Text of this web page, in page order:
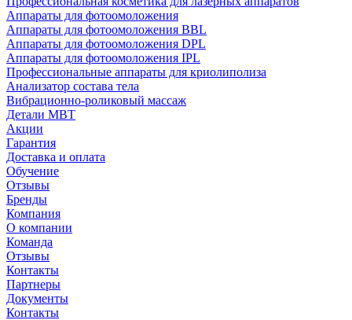
Аппараты для фотоомоложения
Аппараты для фотоомоложения BBL
Аппараты для фотоомоложения DPL
Аппараты для фотоомоложения IPL
Профессиональные аппараты для криолиполиза
Анализатор состава тела
Вибрационно-роликовый массаж
Детали MBT
Акции
Гарантия
Доставка и оплата
Обучение
Отзывы
Бренды
Компания
О компании
Команда
Отзывы
Контакты
Партнеры
Документы
Контакты